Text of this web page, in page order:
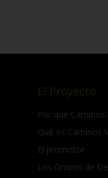
El Proyecto
Por qué Caminos
Qué es Caminos
El promotor
Los Grupos de